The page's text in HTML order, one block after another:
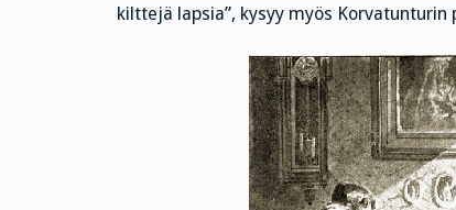
kilttejä lapsia”, kysyy myös Korvatunturin